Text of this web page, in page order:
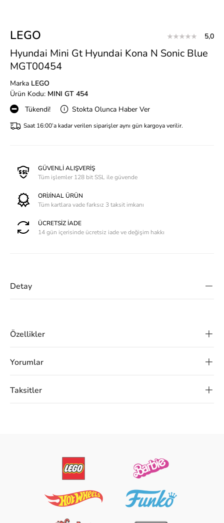
LEGO 5,0
Hyundai Mini Gt Hyundai Kona N Sonic Blue
MGT00454
Marka LEGO
Ürün Kodu: MINI GT 454
Tükendi!
Stokta Olunca Haber Ver
Saat 16:00’a kadar verilen siparişler aynı gün kargoya verilir.
GÜVENLİ ALIŞVERİŞ
Tüm işlemler 128 bit SSL ile güvende
ORİJİNAL ÜRÜN
Tüm kartlara vade farksız 3 taksit imkanı
ÜCRETSİZ İADE
14 gün içerisinde ücretsiz iade ve değişim hakkı
Detay
Özellikler
Yorumlar
Taksitler